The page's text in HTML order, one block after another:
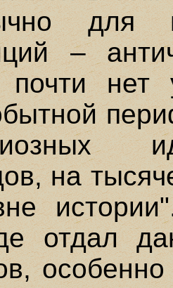
для
–
почти нет
на
отдал